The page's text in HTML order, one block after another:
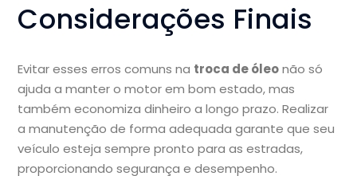
Considerações Finais
Evitar esses erros comuns na troca de óleonão só
ajuda a manter o motor em bom estado, mas
também economiza dinheiro a longo prazo. Realizar
a manutenção de forma adequada garante que seu
veículo esteja sempre pronto para as estradas,
proporcionando segurança e desempenho.